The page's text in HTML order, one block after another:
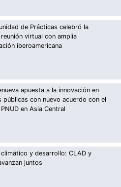
de Prácticas celebró la
virtual con amplia
iberoamericana
apuesta a la innovación en
públicas con nuevo acuerdo con el
en Asia Central
y desarrollo: CLAD y
juntos